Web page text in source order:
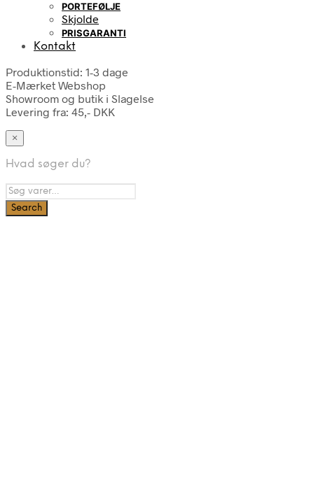
PORTEFØLJE
Skjolde
PRISGARANTI
Kontakt
Produktionstid: 1-3 dage
E-Mærket Webshop
Showroom og butik i Slagelse
Levering fra: 45,- DKK
×
Hvad søger du?